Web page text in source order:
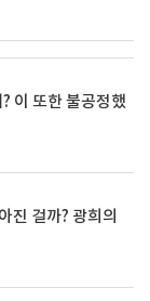
이 또한 불공정했
진 걸까? 광희의